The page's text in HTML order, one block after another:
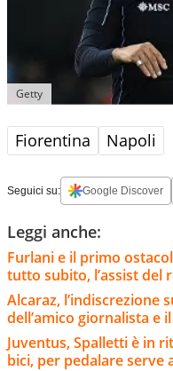
Getty
Fiorentina Napoli
Seguici su: Google Discover
Leggi anche:
Furlani e il primo
tutto subito, l’assist del
Alcaraz, l’indiscrezione
dell’amico giornalista e
Juventus, Spalletti è in
bici, per pedalare serve